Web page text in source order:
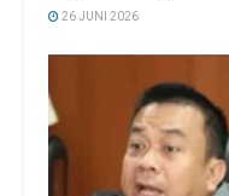
26 JUNI 2026